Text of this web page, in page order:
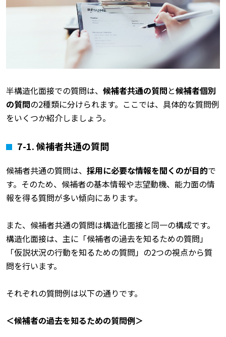
半構造化面接での質問は、 候補者共通の質問と候補者個別
の質問の2種類に分けられます。ここでは、具体的な質問例
をいくつか紹介しましょう。
7-1.候補者共通の質問
候補者共通の質問は、 採用に必要な情報を聞くのが目的で
す。そのため、候補者の基本情報や志望動機、能力面の情
報を得る質問が多い傾向にあります。
また、候補者共通の質問は構造化面接と同一の構成です。
構造化面接は、主に「候補者の過去を知るための質問」
「仮説状況の行動を知るための質問」の2つの視点から質
問を行います。
それぞれの質問例は以下の通りです。
＜候補者の過去を知るための質問例＞